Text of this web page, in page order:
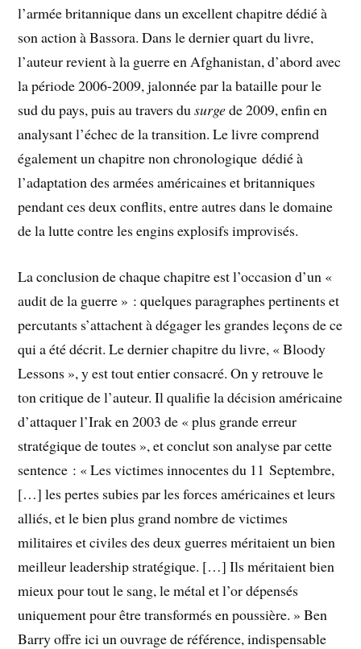
l’armée britannique dans un excellent chapitre dédié à
son action à Bassora. Dans le dernier quart du livre,
l’auteur revient à la guerre en Afghanistan, d’abord avec
la période 2006-2009, jalonnée par la bataille pour le
sud du pays, puis au travers dusurgede 2009, enfin en
analysant l’échec de la transition. Le livre comprend
également un chapitre non chronologique dédié à
l’adaptation des armées américaines et britanniques
pendant ces deux conflits, entre autres dans le domaine
de la lutte contre les engins explosifs improvisés.
La conclusion de chaque chapitre est l’occasion d’un «
audit de la guerre » : quelques paragraphes pertinents et
percutants s’attachent à dégager les grandes leçons de ce
qui a été décrit. Le dernier chapitre du livre, « Bloody
Lessons », y est tout entier consacré. On y retrouve le
ton critique de l’auteur. Il qualifie la décision américaine
d’attaquer l’Irak en 2003 de « plus grande erreur
stratégique de toutes », et conclut son analyse par cette
sentence : « Les victimes innocentes du 11 Septembre,
[…] les pertes subies par les forces américaines et leurs
alliés, et le bien plus grand nombre de victimes
militaires et civiles des deux guerres méritaient un bien
meilleur leadership stratégique. […] Ils méritaient bien
mieux pour tout le sang, le métal et l’or dépensés
uniquement pour être transformés en poussière. » Ben
Barry offre ici un ouvrage de référence, indispensable